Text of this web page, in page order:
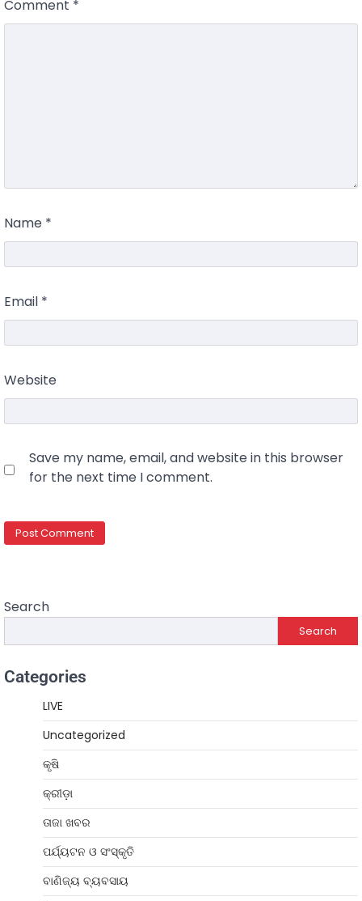
Comment *
Name *
Email *
Website
Save my name, email, and website in this browser
for the next time I comment.
Search
Search
Categories
LIVE
Uncategorized
କୃଷି
କ୍ରୀଡ଼ା
ତାଜା ଖବର
ପର୍ଯ୍ୟଟନ ଓ ସଂସ୍କୃତି
ବାଣିଜ୍ୟ ବ୍ୟବସାୟ